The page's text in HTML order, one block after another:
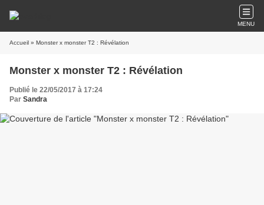
MENU
Accueil » Monster x monster T2 : Révélation
Monster x monster T2 : Révélation
Publié le 22/05/2017 à 17:24
Par Sandra